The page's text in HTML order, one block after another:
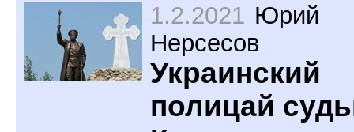
1.2.2021 Юрий
Нерсесов
Украинский
полицай